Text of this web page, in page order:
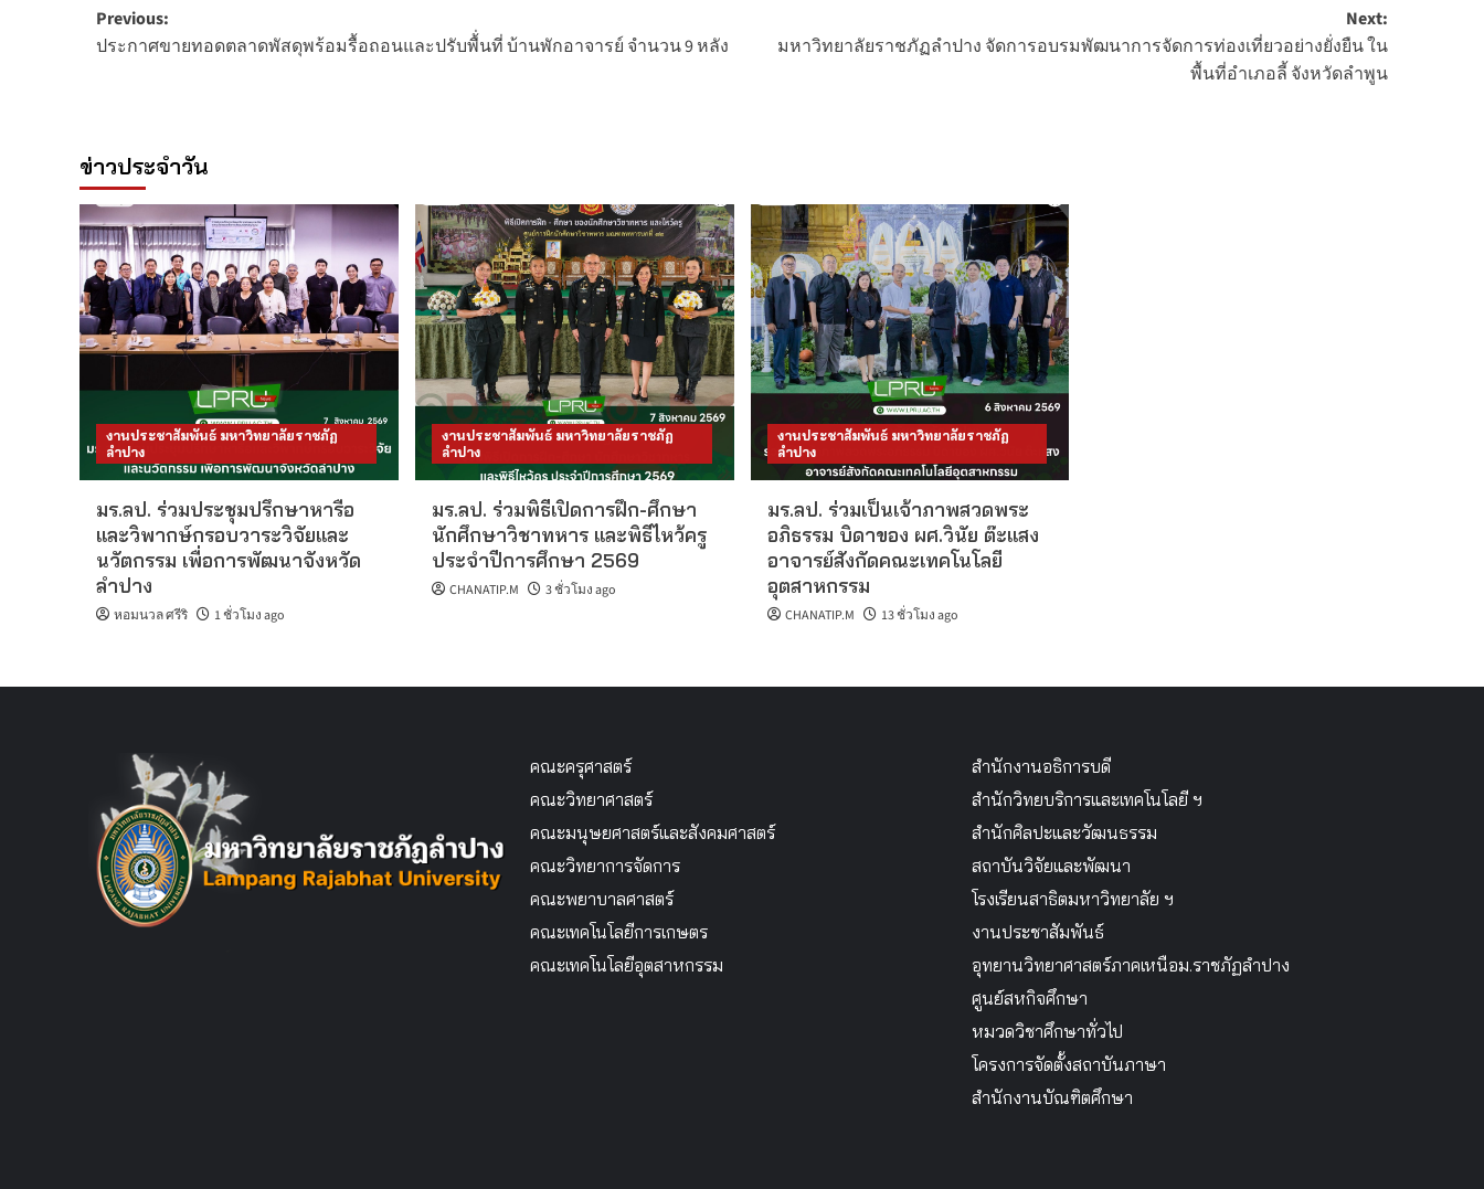
Post
navigation
Previous:
ประกาศขายทอดตลาดพัสดุพร้อมรื้อถอนและปรับพื้่นที่ บ้านพักอาจารย์ จำนวน 9 หลัง
Next:
มหาวิทยาลัยราชภัฏลำปาง จัดการอบรมพัฒนาการจัดการท่องเที่ยวอย่างยั่งยืน ใน
พื้นที่อำเภอลี้ จังหวัดลำพูน
ข่าวประจำวัน
งานประชาสัมพันธ์ มหาวิทยาลัยราชภัฏ
ลำปาง
มร.ลป. ร่วมประชุมปรึกษาหารือ
และวิพากษ์กรอบวาระวิจัยและ
นวัตกรรม เพื่อการพัฒนาจังหวัด
ลำปาง
หอมนวล ศรีริ 1 ชั่วโมง ago
งานประชาสัมพันธ์ มหาวิทยาลัยราชภัฏ
ลำปาง
มร.ลป. ร่วมพิธีเปิดการฝึก-ศึกษา
นักศึกษาวิชาทหาร และพิธีไหว้ครู
ประจำปีการศึกษา 2569
CHANATIP.M 3 ชั่วโมง ago
งานประชาสัมพันธ์ มหาวิทยาลัยราชภัฏ
ลำปาง
มร.ลป. ร่วมเป็นเจ้าภาพสวดพระ
อภิธรรม บิดาของ ผศ.วินัย ต๊ะแสง
อาจารย์สังกัดคณะเทคโนโลยี
อุตสาหกรรม
CHANATIP.M 13 ชั่วโมง ago
คณะครุศาสตร์
คณะวิทยาศาสตร์
คณะมนุษยศาสตร์และสังคมศาสตร์
คณะวิทยาการจัดการ
คณะพยาบาลศาสตร์
คณะเทคโนโลยีการเกษตร
คณะเทคโนโลยีอุตสาหกรรม
สำนักงานอธิการบดี
สำนักวิทยบริการและเทคโนโลยี ฯ
สำนักศิลปะและวัฒนธรรม
สถาบันวิจัยและพัฒนา
โรงเรียนสาธิตมหาวิทยาลัย ฯ
งานประชาสัมพันธ์
อุทยานวิทยาศาสตร์ภาคเหนือม.ราชภัฏลำปาง
ศูนย์สหกิจศึกษา
หมวดวิชาศึกษาทั่วไป
โครงการจัดตั้งสถาบันภาษา
สำนักงานบัณฑิตศึกษา